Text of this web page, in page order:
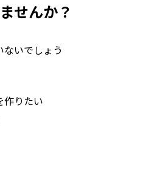
せんか？
いでしょう
作りたい